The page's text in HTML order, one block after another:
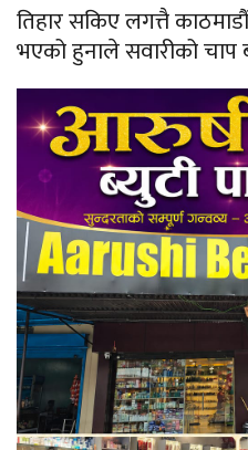
तिहार सकिए लगत्तै
भएको हुनाले सवारीको